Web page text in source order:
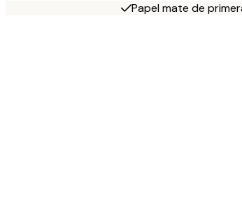
Papel mate de